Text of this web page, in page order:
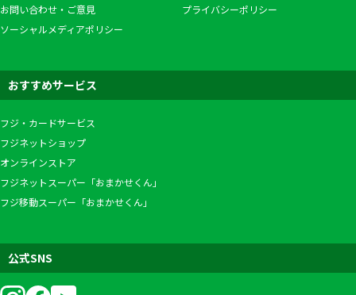
お問い合わせ・ご意見
プライバシーポリシー
ソーシャルメディアポリシー
おすすめサービス
フジ・カードサービス
フジネットショップ
オンラインストア
フジネットスーパー「おまかせくん」
フジ移動スーパー「おまかせくん」
公式SNS